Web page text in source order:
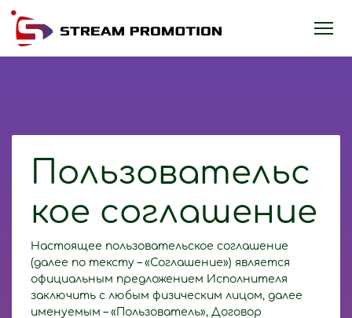
Пользовательс
кое соглашение
Настоящее пользовательское соглашение
(далее по тексту – «Соглашение») является
официальным предложением Исполнителя
заключить с любым физическим лицом, далее
именуемым – «Пользователь», Договор